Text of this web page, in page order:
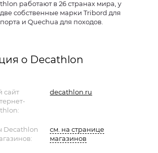
работают в 26 странах мира, у
собственные марки Tribord для
и Quechua для походов.
о Decathlon
сайт
decathlon.ru
Decathlon
см. на странице
магазинов